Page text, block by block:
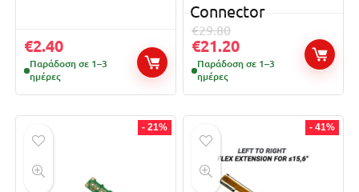
€2.40
Παράδοση σε 1–3
ημέρες
Connector
€29.80
€21.20
Παράδοση σε 1–3
ημέρες
- 21% - 41%